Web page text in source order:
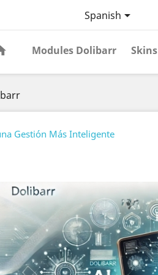
Spanish
Modules Dolibarr Skins
Gestión Más Inteligente